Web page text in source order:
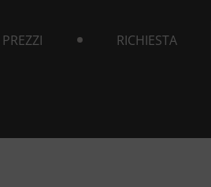
PREZZI RICHIESTA